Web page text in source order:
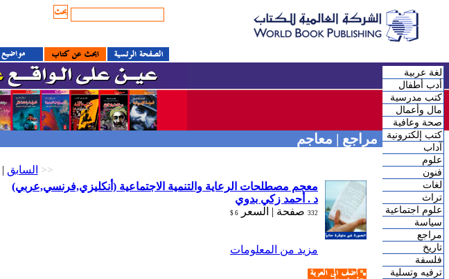
لغة عربية
أدب أطفال
كتب مدرسية
مال وأعمال
صحة وعافية
كتب إلكترونية
آداب
علوم
فنون
لغات
تراث
علوم اجتماعية
سياسة
مراجع
تاريخ
فلسفة
ترفيه وتسلية
مراجع | معاجم
السابق |
التالي >>
معجم مصطلحات الرعاية والتنمية الاجتماعية (أنكليزي,فرنسي,عربي)
د . أحمد زكي بدوي
332 صفحة | السعر 6 $
مزيد من المعلومات